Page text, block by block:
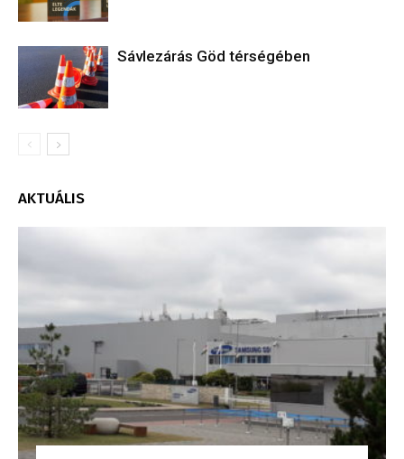
Sávlezárás Göd térségében
AKTUÁLIS